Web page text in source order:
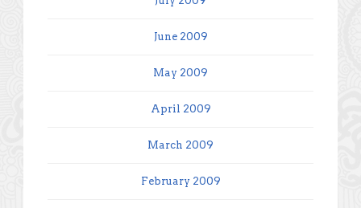
June 2009
May 2009
April 2009
March 2009
February 2009